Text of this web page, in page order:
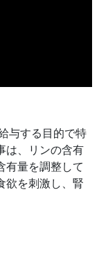
与する目的で特
は、リンの含有
有量を調整して
欲を刺激し、腎